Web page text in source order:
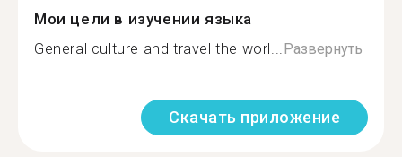
Мои цели в изучении языка
General culture and travel the worl...Развернуть
Скачать приложение